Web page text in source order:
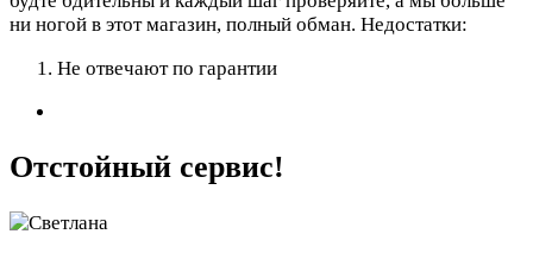
ни ногой в этот магазин, полный обман. Недостатки:
Не отвечают по гарантии
Отстойный сервис!